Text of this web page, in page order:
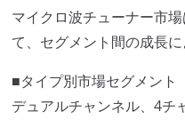
マイクロ波チューナー市
て、セグメント間の成長
■タイプ別市場セグメント
デュアルチャンネル、4チ